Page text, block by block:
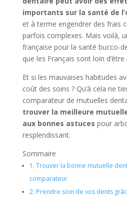
importants sur la santé de
et à terme engendrer des frais
parfois complexes. Mais voilà,
française pour la santé bucco-
que les Français sont loin
Et si les mauvaises habitudes
coût des soins ? Qu’à cela ne
comparateur de mutuelles
trouver la meilleure
aux bonnes astuces pour
resplendissant.
Sommaire
1. Trouver la bonne mutuelle
comparateur
2. Prendre soin de vos dents